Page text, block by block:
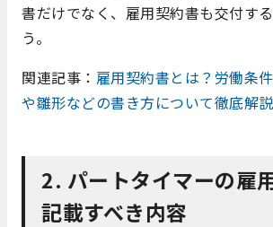
書だけでなく、雇用契約書も交付す
う。
関連記事： 雇用契約書とは？労働条
や雛形などの書き方について徹底解説
2. パートタイマーの雇
記載すべき内容